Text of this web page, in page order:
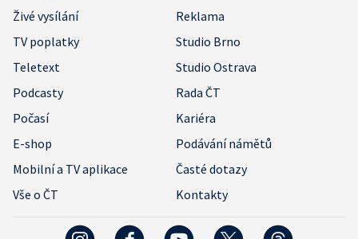
Živé vysílání
Reklama
TV poplatky
Studio Brno
Teletext
Studio Ostrava
Podcasty
Rada ČT
Počasí
Kariéra
E-shop
Podávání námětů
Mobilní a TV aplikace
Časté dotazy
Vše o ČT
Kontakty